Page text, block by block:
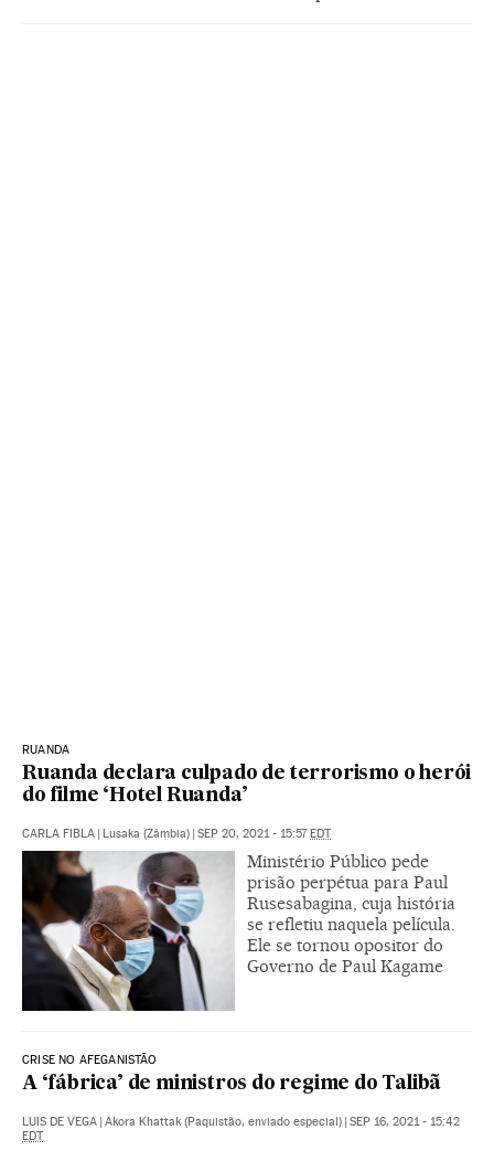
RUANDA
Ruanda declara culpado de terrorismo o herói
do filme ‘Hotel Ruanda’
CARLA FIBLA | Lusaka (Zâmbia) | SEP 20, 2021 - 15:57EDT
Ministério Público pede
prisão perpétua para Paul
Rusesabagina, cuja história
se refletiu naquela película.
Ele se tornou opositor do
Governo de Paul Kagame
CRISE NO AFEGANISTÃO
A ‘fábrica’ de ministros do regime do Talibã
LUIS DE VEGA | Akora Khattak (Paquistão, enviado especial) | SEP 16, 2021 - 15:42
EDT